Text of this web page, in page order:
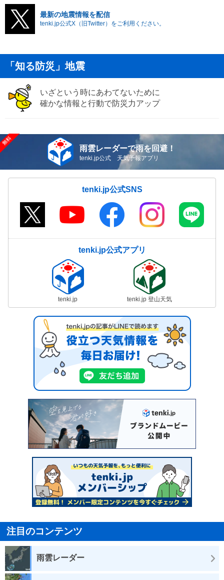
最新の地震情報を配信
tenki.jp公式X（旧Twitter）をご利用ください。
「知る防災」地震
いざという時にあわてないために
確かな情報と行動で防災力アップ
雨雲レーダーで雨を回避！
tenki.jp公式 天気予報アプリ
tenki.jp公式SNS
tenki.jp公式アプリ
tenki.jp tenki.jp 登山天気
注目のコンテンツ
雨雲レーダー